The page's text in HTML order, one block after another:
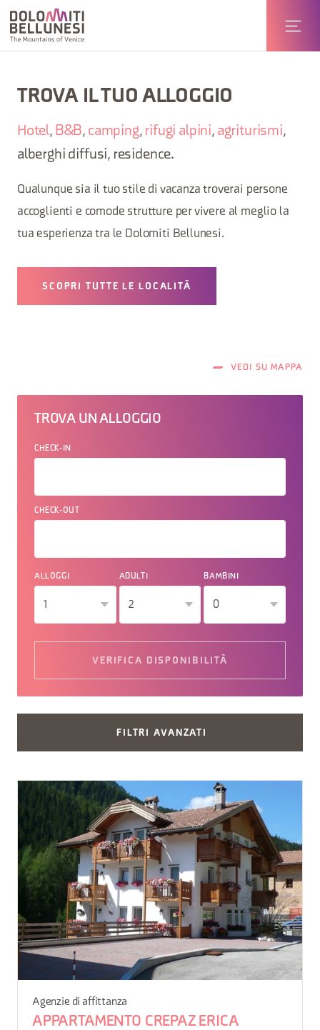
TROVA IL TUO ALLOGGIO
Hotel, B&B, camping, rifugi alpini, agriturismi,
alberghi diffusi, residence.
Qualunque sia il tuo stile di vacanza troverai persone
accoglienti e comode strutture per vivere al meglio la
tua esperienza tra le Dolomiti Bellunesi.
SCOPRI TUTTE LE LOCALITÀ
VEDI SU MAPPA
TROVA UN ALLOGGIO
CHECK-IN
CHECK-OUT
ALLOGGI ADULTI BAMBINI
VERIFICA DISPONIBILITÀ
FILTRI AVANZATI
Agenzie di affittanza
APPARTAMENTO CREPAZ ERICA